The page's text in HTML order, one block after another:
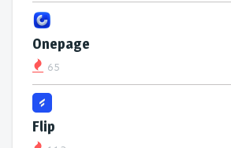
Onepage
65
Flip